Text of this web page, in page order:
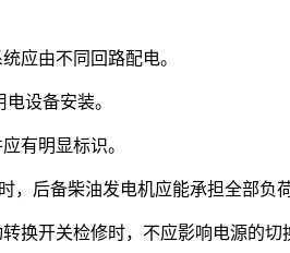
应由不同回路配电。
设备安装。
有明显标识。
后备柴油发电机应能承担全部负荷
换开关检修时，不应影响电源的切